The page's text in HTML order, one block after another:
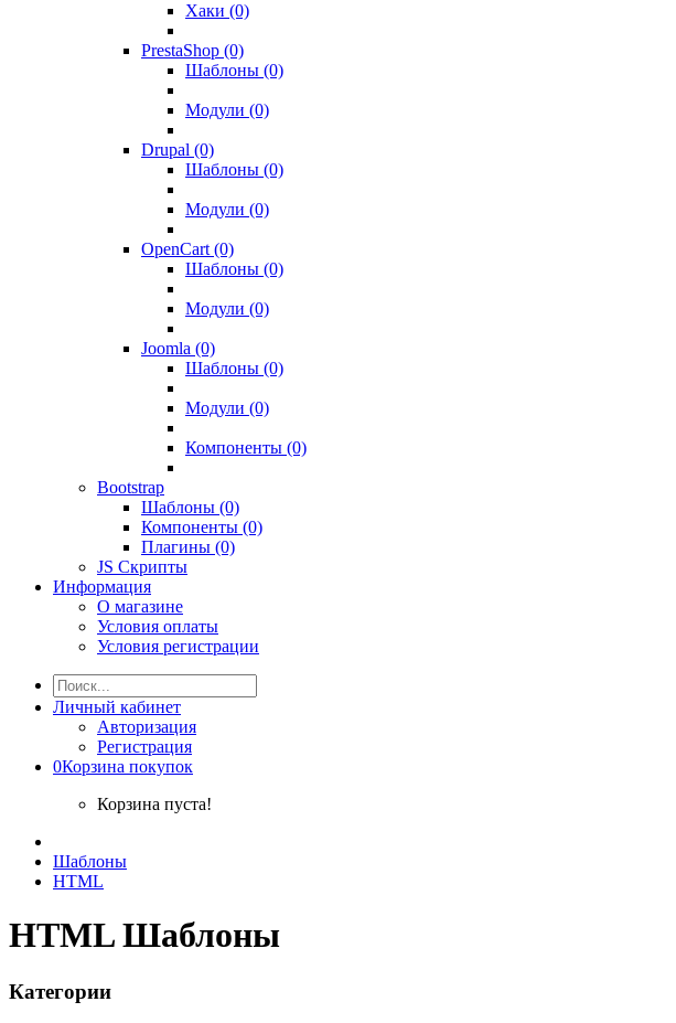
Хаки (0)
PrestaShop (0)
Шаблоны (0)
Модули (0)
Drupal (0)
Шаблоны (0)
Модули (0)
OpenCart (0)
Шаблоны (0)
Модули (0)
Joomla (0)
Шаблоны (0)
Модули (0)
Компоненты (0)
Bootstrap
Шаблоны (0)
Компоненты (0)
Плагины (0)
JS Скрипты
Информация
О магазине
Условия оплаты
Условия регистрации
Личный кабинет
Авторизация
Регистрация
0Корзина покупок
Корзина пуста!
Шаблоны
HTML
HTML Шаблоны
Категории